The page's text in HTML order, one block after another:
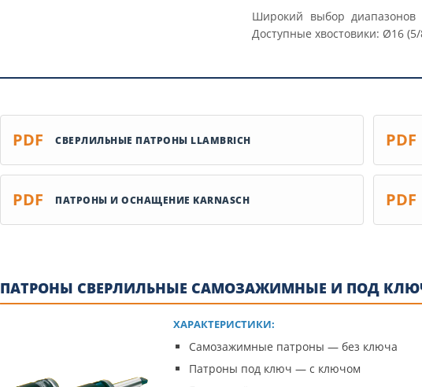
Широкий выбор
Доступные хвостовики: Ø16
PDF СВЕРЛИЛЬНЫЕ ПАТРОНЫ LLAMBRICH PDF
PDF ПАТРОНЫ И ОСНАЩЕНИЕ KARNASCH PDF
ПАТРОНЫ СВЕРЛИЛЬНЫЕ САМОЗАЖИМНЫЕ И ПОД КЛЮЧ
ХАРАКТЕРИСТИКИ:
Самозажимные патроны — без ключа
Патроны под ключ — с ключом